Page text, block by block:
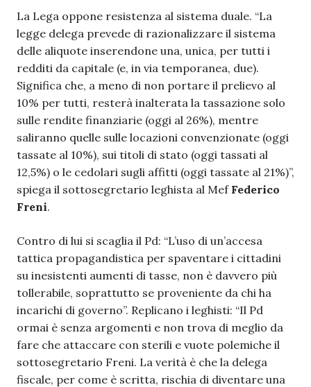
La Lega oppone resistenza al sistema duale. “La
legge delega prevede di razionalizzare il sistema
delle aliquote inserendone una, unica, per tutti i
redditi da capitale (e, in via temporanea, due).
Significa che, a meno di non portare il prelievo al
10% per tutti, resterà inalterata la tassazione solo
sulle rendite finanziarie (oggi al 26%), mentre
saliranno quelle sulle locazioni convenzionate (oggi
tassate al 10%), sui titoli di stato (oggi tassati al
12,5%) o le cedolari sugli affitti (oggi tassate al 21%)”,
spiega il sottosegretario leghista al Mef Federico
Freni.
Contro di lui si scaglia il Pd: “L’uso di un’accesa
tattica propagandistica per spaventare i cittadini
su inesistenti aumenti di tasse, non è davvero più
tollerabile, soprattutto se proveniente da chi ha
incarichi di governo”. Replicano i leghisti: “Il Pd
ormai è senza argomenti e non trova di meglio da
fare che attaccare con sterili e vuote polemiche il
sottosegretario Freni. La verità è che la delega
fiscale, per come è scritta, rischia di diventare una